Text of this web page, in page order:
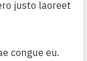
justo laoreet
congue eu.